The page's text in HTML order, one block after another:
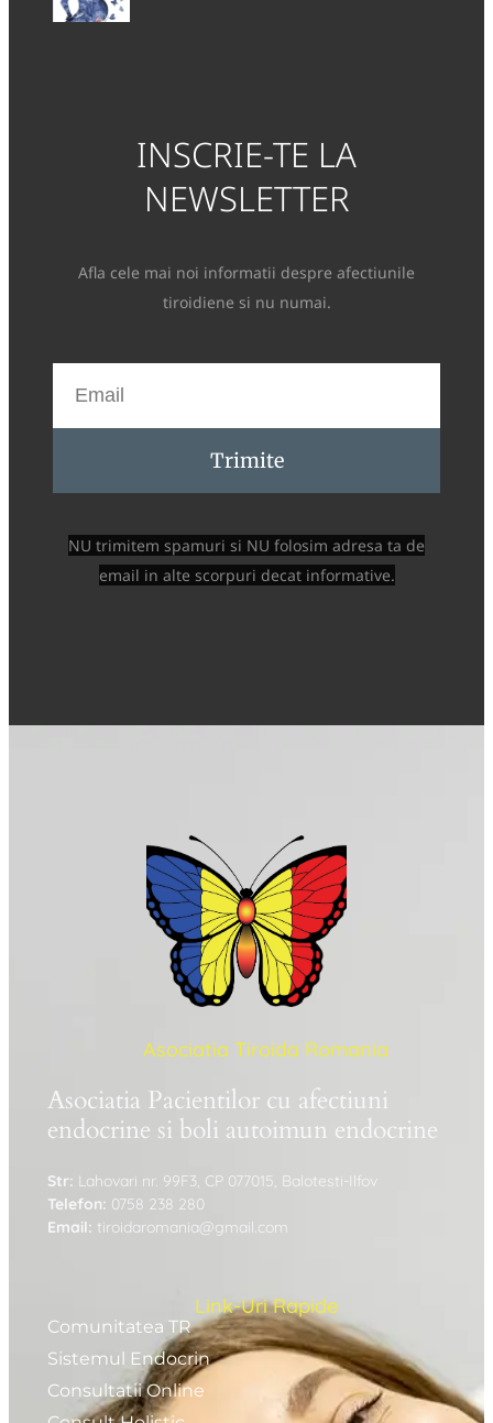
INSCRIE-TE LA
NEWSLETTER
Afla cele mai noi informatii despre afectiunile
tiroidiene si nu numai.
Trimite
NU trimitem spamuri si NU folosim adresa ta de
email in alte scorpuri decat informative.
Asociatia Tiroida Romania
Asociatia Pacientilor cu afectiuni
endocrine si boli autoimun endocrine
Str: Lahovari nr. 99F3, CP 077015, Balotesti-Ilfov
Telefon: 0758 238 280
Email: tiroidaromania@gmail.com
Link-Uri Rapide
Comunitatea TR
Sistemul Endocrin
Consultatii Online